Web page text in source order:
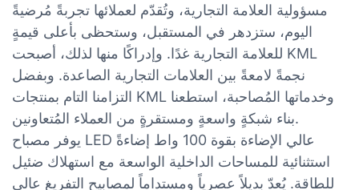
مسؤولية العلامة التجارية، وتُقدّم لعملائها تجربةً مُرضيةً
اليوم، ستزدهر في المستقبل، وستحظى بأعلى قيمةٍ
للعلامة التجارية غدًا. وإدراكًا منها لذلك، أصبحت KML
نجمةً لامعةً بين العلامات التجارية الصاعدة. وبفضل
التزامنا التام بمنتجات KML وخدماتها المُصاحبة، استطعنا
بناء شبكةٍ واسعةٍ ومستقرةٍ من العملاء المُتعاونين.
يوفر مصباح LED عالي الإضاءة بقوة 100 واط إضاءةً
استثنائية للمساحات الداخلية الواسعة مع استهلاك ضئيل
للطاقة. يُعدّ بديلاً عصرياً ومستداماً لمصابيح التفريغ عالي